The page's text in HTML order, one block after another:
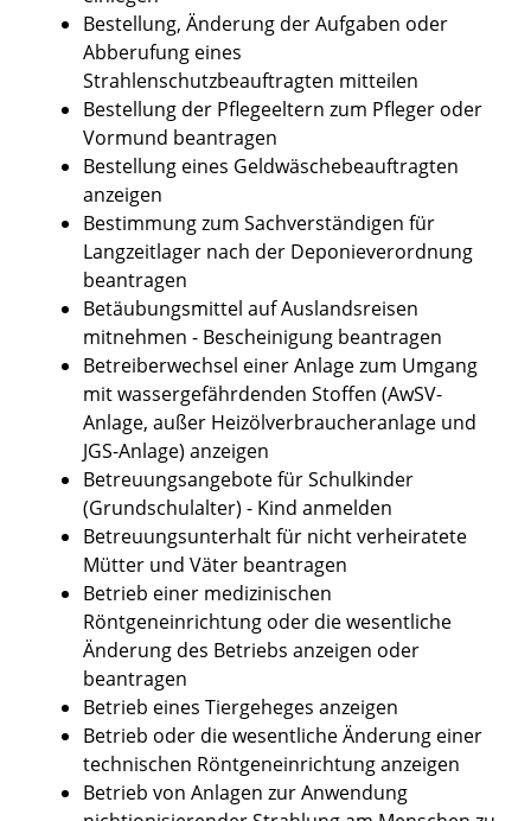
Bestellung, Änderung der Aufgaben oder
Abberufung eines
Strahlenschutzbeauftragten mitteilen
Bestellung der Pflegeeltern zum Pfleger oder
Vormund beantragen
Bestellung eines Geldwäschebeauftragten
anzeigen
Bestimmung zum Sachverständigen für
Langzeitlager nach der Deponieverordnung
beantragen
Betäubungsmittel auf Auslandsreisen
mitnehmen - Bescheinigung beantragen
Betreiberwechsel einer Anlage zum Umgang
mit wassergefährdenden Stoffen (AwSV-
Anlage, außer Heizölverbraucheranlage und
JGS-Anlage) anzeigen
Betreuungsangebote für Schulkinder
(Grundschulalter) - Kind anmelden
Betreuungsunterhalt für nicht verheiratete
Mütter und Väter beantragen
Betrieb einer medizinischen
Röntgeneinrichtung oder die wesentliche
Änderung des Betriebs anzeigen oder
beantragen
Betrieb eines Tiergeheges anzeigen
Betrieb oder die wesentliche Änderung einer
technischen Röntgeneinrichtung anzeigen
Betrieb von Anlagen zur Anwendung